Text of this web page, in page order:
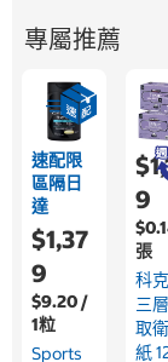
專屬推薦
速配限
區隔日
達
$1,37
9
$9.20 /
1粒
Sports
9
張
科
三
取
紙